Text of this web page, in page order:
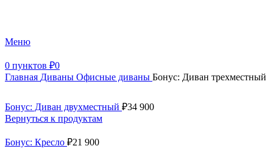
Меню
0 пунктов ₽0
Главная Диваны Офисные диваны Бонус: Диван трехместный
Бонус: Диван двухместный ₽34 900
Вернуться к продуктам
Бонус: Кресло ₽21 900